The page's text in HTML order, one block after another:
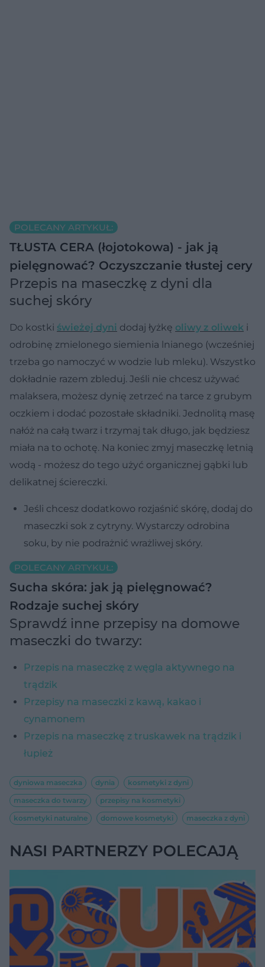
POLECANY ARTYKUŁ:
TŁUSTA CERA (łojotokowa) - jak ją
pielęgnować? Oczyszczanie tłustej cery
Przepis na maseczkę z dyni dla
suchej skóry
Do kostki świeżej dyni dodaj łyżkę oliwy z oliwek i
odrobinę zmielonego siemienia lnianego (wcześniej
trzeba go namoczyć w wodzie lub mleku). Wszystko
dokładnie razem zbleduj. Jeśli nie chcesz używać
malaksera, możesz dynię zetrzeć na tarce z grubym
oczkiem i dodać pozostałe składniki. Jednolitą masę
nałóż na całą twarz i trzymaj tak długo, jak będziesz
miała na to ochotę. Na koniec zmyj maseczkę letnią
wodą - możesz do tego użyć organicznej gąbki lub
delikatnej ściereczki.
Jeśli chcesz dodatkowo rozjaśnić skórę, dodaj do
maseczki sok z cytryny. Wystarczy odrobina
soku, by nie podrażnić wrażliwej skóry.
POLECANY ARTYKUŁ:
Sucha skóra: jak ją pielęgnować?
Rodzaje suchej skóry
Sprawdź inne przepisy na domowe
maseczki do twarzy:
Przepis na maseczkę z węgla aktywnego na
trądzik
Przepisy na maseczki z kawą, kakao i
cynamonem
Przepis na maseczkę z truskawek na trądzik i
łupież
dyniowa maseczka dynia
kosmetyki z dyni
maseczka do twarzy
przepisy na kosmetyki
kosmetyki naturalne
domowe kosmetyki maseczka z dyni
NASI PARTNERZY POLECAJĄ